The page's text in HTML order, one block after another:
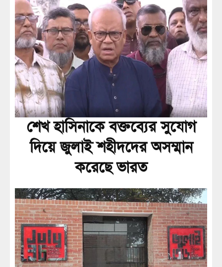
শেখ হাসিনাকে বক্তব্যের সুযোগ
দিয়ে জুলাই শহীদদের অসম্মান
করেছে ভারত